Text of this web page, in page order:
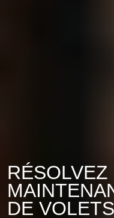
RÉSOLVEZ
DE